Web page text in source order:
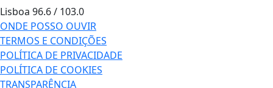
Lisboa 96.6 / 103.0
ONDE POSSO OUVIR
TERMOS E CONDIÇÕES
POLÍTICA DE PRIVACIDADE
POLÍTICA DE COOKIES
TRANSPARÊNCIA